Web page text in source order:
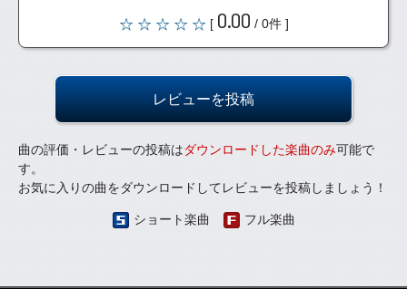
[ 0.00 / 0件 ]
レビューを投稿
曲の評価・レビューの投稿はダウンロードした楽曲のみ可能で
す。
お気に入りの曲をダウンロードしてレビューを投稿しましょう！
ショート楽曲 フル楽曲